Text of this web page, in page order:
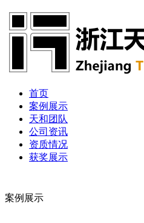
首页
案例展示
天和团队
公司资讯
资质情况
获奖展示
案例展示